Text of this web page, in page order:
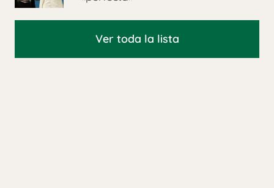
Ver toda la lista